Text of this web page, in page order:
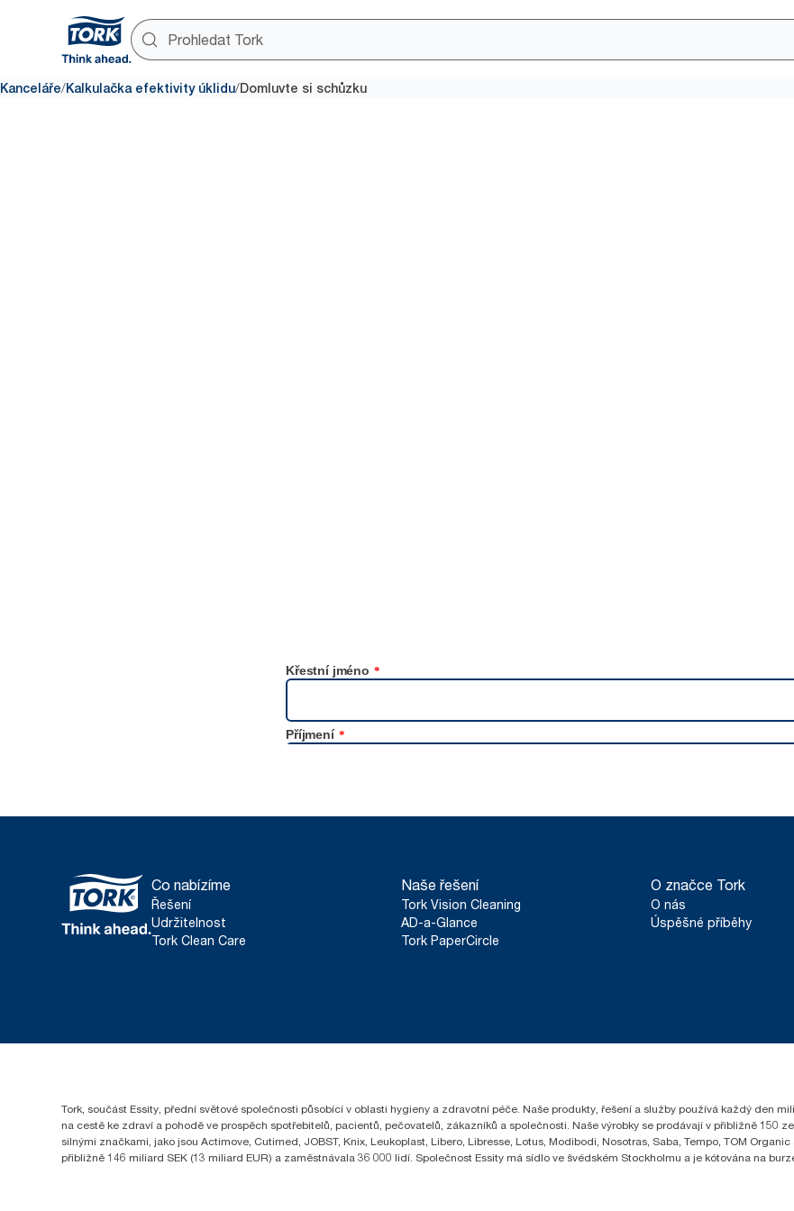
Kanceláře/Kalkulačka efektivity úklidu/Domluvte si schůzku
Co nabízíme
Řešení
Udržitelnost
Tork Clean Care
Naše řešení
Tork Vision Cleaning
AD-a-Glance
Tork PaperCircle
O značce Tork
O nás
Úspěšné příběhy
Tork, součást Essity, přední světové společnosti působící v oblasti hygieny a zdravotní péče. Naše produkty, řešení a služby používá každý den
na cestě ke zdraví a pohodě ve prospěch spotřebitelů, pacientů, pečovatelů, zákazníků a společnosti. Naše výrobky se prodávají v přibližně 150
silnými značkami, jako jsou Actimove, Cutimed, JOBST, Knix, Leukoplast, Libero, Libresse, Lotus, Modibodi, Nosotras, Saba, Tempo, TOM
přibližně 146 miliard SEK (13 miliard EUR) a zaměstnávala 36 000 lidí. Společnost Essity má sídlo ve švédském Stockholmu a je kótována na